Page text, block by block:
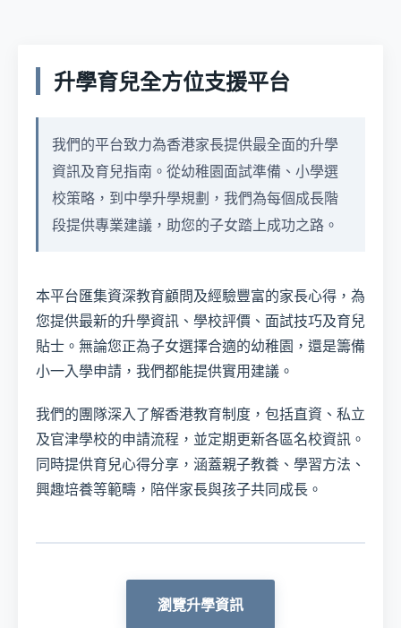
升學育兒全方位支援平台
我們的平台致力為香港家長提供最全面的升學
資訊及育兒指南。從幼稚園面試準備、小學選
校策略，到中學升學規劃，我們為每個成長階
段提供專業建議，助您的子女踏上成功之路。
本平台匯集資深教育顧問及經驗豐富的家長心得，為
您提供最新的升學資訊、學校評價、面試技巧及育兒
貼士。無論您正為子女選擇合適的幼稚園，還是籌備
小一入學申請，我們都能提供實用建議。
我們的團隊深入了解香港教育制度，包括直資、私立
及官津學校的申請流程，並定期更新各區名校資訊。
同時提供育兒心得分享，涵蓋親子教養、學習方法、
興趣培養等範疇，陪伴家長與孩子共同成長。
瀏覽升學資訊